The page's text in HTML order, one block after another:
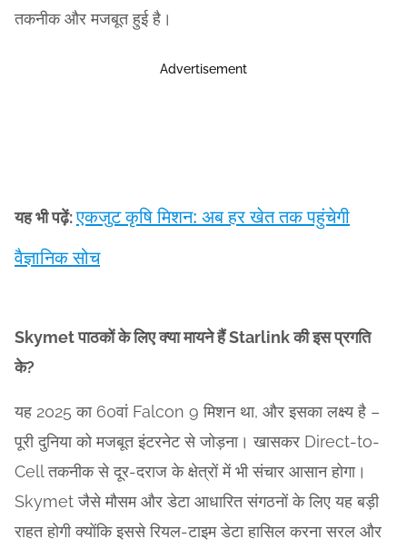
तकनीक और मजबूत हुई है।
Advertisement
यह भी पढ़ें:एकजुट कृषि मिशन: अब हर खेत तक पहुंचेगी
वैज्ञानिक सोच
Skymet पाठकों के लिए क्या मायने हैं Starlink की इस प्रगति
के?
यह 2025 का 60वां Falcon 9 मिशन था, और इसका लक्ष्य है –
पूरी दुनिया को मजबूत इंटरनेट से जोड़ना। खासकर Direct-to-
Cell तकनीक से दूर-दराज के क्षेत्रों में भी संचार आसान होगा।
Skymet जैसे मौसम और डेटा आधारित संगठनों के लिए यह बड़ी
राहत होगी क्योंकि इससे रियल-टाइम डेटा हासिल करना सरल और